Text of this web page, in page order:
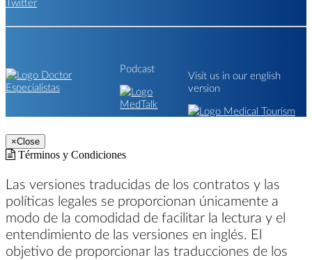
Podcast
Visit us in our english
version
×Close
Términos y Condiciones
Las versiones traducidas de los contratos y las
políticas legales se proporcionan únicamente a
modo de la comodidad de facilitar la lectura y el
entendimiento de las versiones en inglés. El
objetivo de proporcionar las traducciones de los